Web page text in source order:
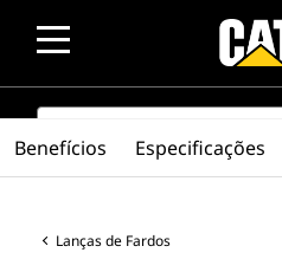
SEARCH
Lanças de Fardos
Benefícios Especificações